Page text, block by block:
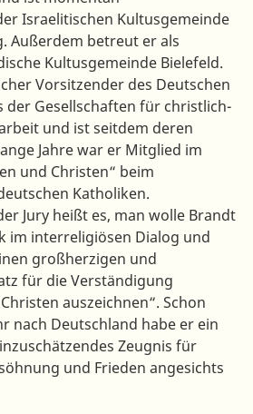
Israelitischen Kultusgemeinde
Außerdem betreut er als
Kultusgemeinde Bielefeld.
Vorsitzender des Deutschen
Gesellschaften für christlich-
und ist seitdem deren
Jahre war er Mitglied im
und Christen“ beim
Katholiken.
Jury heißt es, man wolle Brandt
im interreligiösen Dialog und
großherzigen und
für die Verständigung
auszeichnen“. Schon
nach Deutschland habe er ein
Zeugnis für
und Frieden angesichts